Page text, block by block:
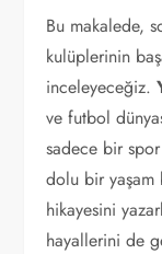
Bu makalede,
kulüplerinin
inceleyeceğiz.
ve futbol
sadece bir
dolu bir yaşam
hikayesini
hayallerini de